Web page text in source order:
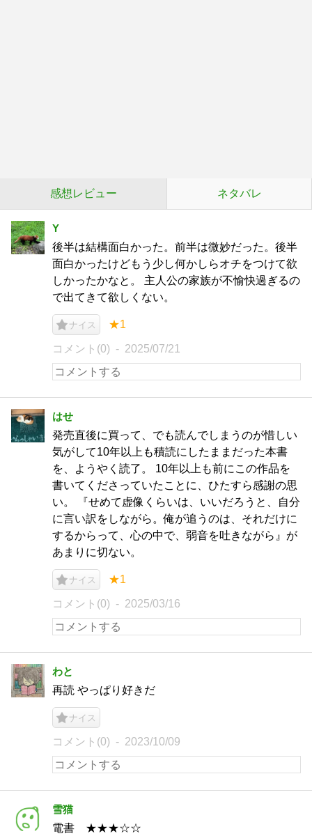
感想レビュー ネタバレ
Y
後半は結構面白かった。前半は微妙だった。後半
面白かったけどもう少し何かしらオチをつけて欲
しかったかなと。 主人公の家族が不愉快過ぎるの
で出てきて欲しくない。
ナイス ★1
コメント(0) 2025/07/21
はせ
発売直後に買って、でも読んでしまうのが惜しい
気がして10年以上も積読にしたままだった本書
を、ようやく読了。 10年以上も前にこの作品を
書いてくださっていたことに、ひたすら感謝の思
い。 『せめて虚像くらいは、いいだろうと、自分
に言い訳をしながら。俺が追うのは、それだけに
するからって、心の中で、弱音を吐きながら』が
あまりに切ない。
ナイス ★1
コメント(0) 2025/03/16
わと
再読 やっぱり好きだ
ナイス
コメント(0) 2023/10/09
雪猫
電書 ★★★☆☆